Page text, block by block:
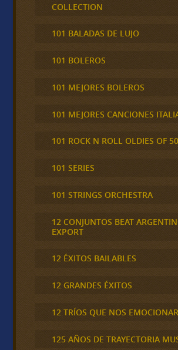
COLLECTION
101 BALADAS DE LUJO
101 BOLEROS
101 MEJORES BOLEROS
101 MEJORES CANCIONES
101 ROCK N ROLL OLDIES OF
101 SERIES
101 STRINGS ORCHESTRA
12 CONJUNTOS BEAT
EXPORT
12 ÉXITOS BAILABLES
12 GRANDES ÉXITOS
12 TRÍOS QUE NOS
125 AÑOS DE TRAYECTORIA